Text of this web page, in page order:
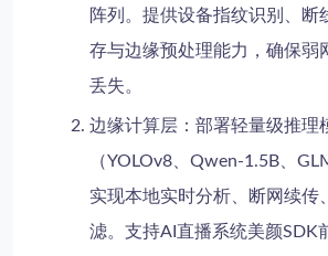
阵列。提供设备指纹识别、断
存与边缘预处理能力，确保弱
丢失。
边缘计算层 ：部署轻量级推理
（YOLOv8、Qwen-1.5B、
实现本地实时分析、断网续传
滤。支持AI直播系统美颜SDK